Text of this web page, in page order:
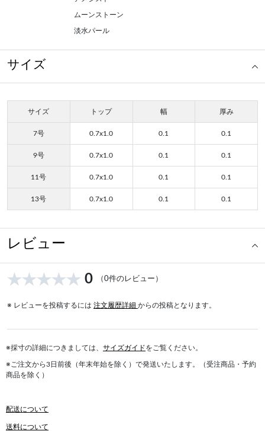
ムーンストーン
淡水パール
サイズ
サイズ トップ 幅 厚み
7号 0.7x1.0 0.1 0.1
9号 0.7x1.0 0.1 0.1
11号 0.7x1.0 0.1 0.1
13号 0.7x1.0 0.1 0.1
レビュー
0 （0件のレビュー）
※ レビューを投稿するには 注文履歴詳細 からの投稿となります。
※採寸の詳細につきましては、 サイズガイドをご覧ください。
※ご注文から3日前後（年末年始を除く）で発送いたします。（受注商品・予約
商品を除く）
配送について
送料について